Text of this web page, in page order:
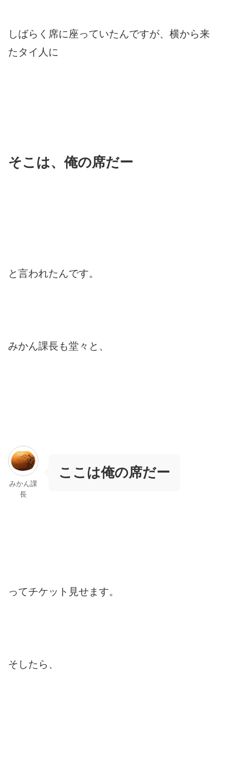
しばらく席に座っていたんですが、横から来
たタイ人に
そこは、俺の席だー
と言われたんです。
みかん課長も堂々と、
みかん課
長
ここは俺の席だー
ってチケット見せます。
そしたら、